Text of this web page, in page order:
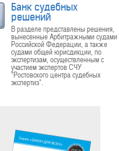
Банк судебных
решений
В разделе представлены решения,
вынесенные Арбитражными судами
Российской Федерации, а также
судами общей юрисдикции, по
экспертизам, осуществленным с
участием экспертов СЧУ
"Ростовского центра судебных
экспертиз".